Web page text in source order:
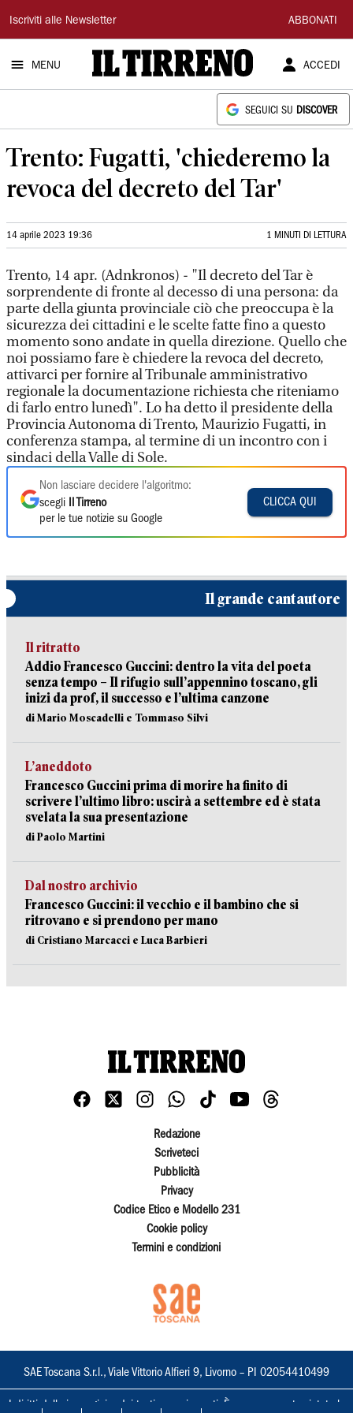
Il
Tirreno
Iscriviti alle Newsletter ABBONATI
MENU ACCEDI
SEGUICI SU DISCOVER
Trento: Fugatti, 'chiederemo la
revoca del decreto del Tar'
14 aprile 2023 19:36 1 MINUTI DI LETTURA
Trento, 14 apr. (Adnkronos) - "Il decreto del Tar è
sorprendente di fronte al decesso di una persona: da
parte della giunta provinciale ciò che preoccupa è la
sicurezza dei cittadini e le scelte fatte fino a questo
momento sono andate in quella direzione. Quello che
noi possiamo fare è chiedere la revoca del decreto,
attivarci per fornire al Tribunale amministrativo
regionale la documentazione richiesta che riteniamo
di farlo entro lunedì". Lo ha detto il presidente della
Provincia Autonoma di Trento, Maurizio Fugatti, in
conferenza stampa, al termine di un incontro con i
sindaci della Valle di Sole.
Non lasciare decidere l'algoritmo:
scegli
Il Tirreno
per le tue notizie su Google
CLICCA QUI
Il grande cantautore
Il ritratto
Addio Francesco Guccini: dentro la vita del poeta
senza tempo – Il rifugio sull’appennino toscano, gli
inizi da prof, il successo e l’ultima canzone
di Mario Moscadelli e Tommaso Silvi
L’aneddoto
Francesco Guccini prima di morire ha finito di
scrivere l’ultimo libro: uscirà a settembre ed è stata
svelata la sua presentazione
di Paolo Martini
Dal nostro archivio
Francesco Guccini: il vecchio e il bambino che si
ritrovano e si prendono per mano
di Cristiano Marcacci e Luca Barbieri
Redazione
Scriveteci
Pubblicità
Privacy
Codice Etico e Modello 231
Cookie policy
Termini e condizioni
SAE Toscana S.r.l., Viale Vittorio Alfieri 9, Livorno – PI 02054410499
I diritti delle immagini e dei testi sono riservati. È espressamente vietata la